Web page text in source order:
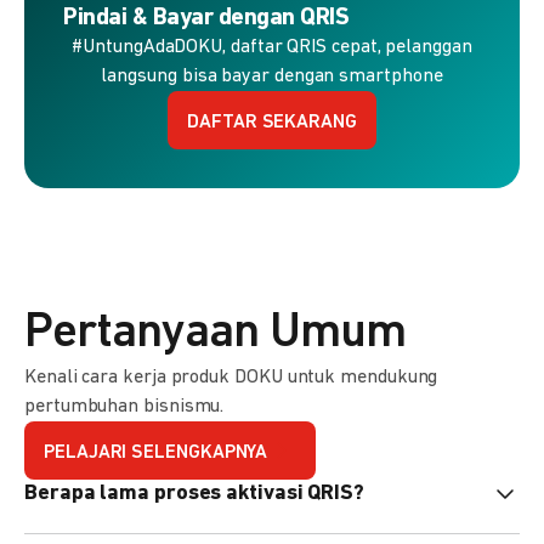
Pindai & Bayar dengan QRIS
#UntungAdaDOKU, daftar QRIS cepat, pelanggan
langsung bisa bayar dengan smartphone
DAFTAR SEKARANG
Pertanyaan Umum
Kenali cara kerja produk DOKU untuk mendukung
pertumbuhan bisnismu.
PELAJARI SELENGKAPNYA
Berapa lama proses aktivasi QRIS?